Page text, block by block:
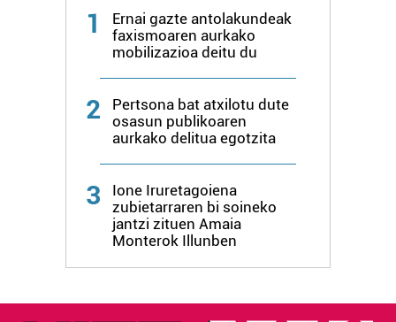
zerbitzuak hobetzeko asmoz, cookie teknologiaz
baliatzen gara. Ohar hau onartuz gero, teknologia hori
1
Ernai gazte antolakundeak
faxismoaren aurkako
mobilizazioa deitu du
2
Pertsona bat atxilotu dute
osasun publikoaren
aurkako delitua egotzita
3
Ione Iruretagoiena
zubietarraren bi soineko
jantzi zituen Amaia
Monterok Illunben